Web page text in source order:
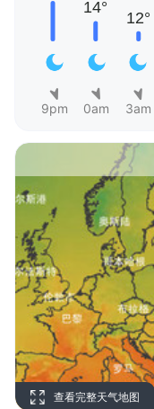
9pm 0am 3am
查看完整天气地图